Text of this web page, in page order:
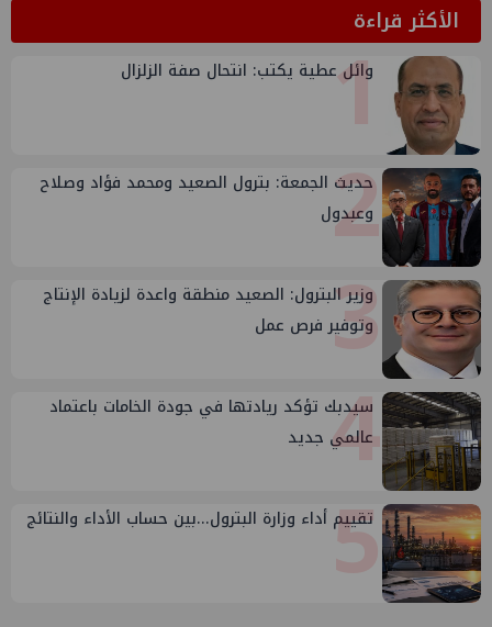
الأكثر قراءة1
وائل عطية يكتب: انتحال صفة الزلزال
2
حديث الجمعة: بترول الصعيد ومحمد فؤاد وصلاح
وعبدول
3
وزير البترول: الصعيد منطقة واعدة لزيادة الإنتاج
وتوفير فرص عمل
4
سيدبك تؤكد ريادتها في جودة الخامات باعتماد
عالمي جديد
5
تقييم أداء وزارة البترول...بين حساب الأداء والنتائج